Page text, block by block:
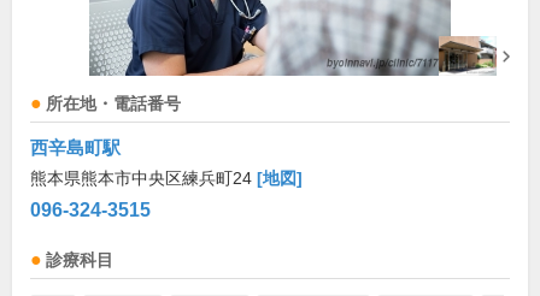
所在地・電話番号
西辛島町駅
熊本県熊本市中央区練兵町24 [地図]
096-324-3515
診療科目